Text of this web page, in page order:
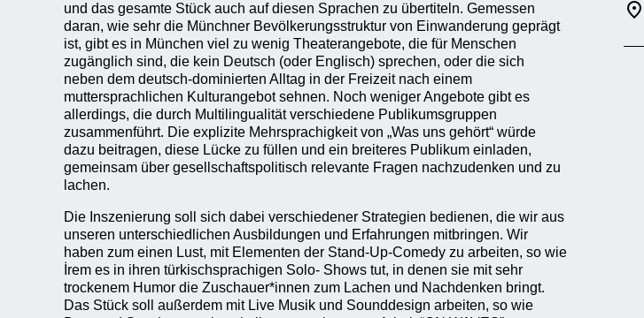
und das gesamte Stück auch auf diesen Sprachen zu übertiteln. Gemessen
daran, wie sehr die Münchner Bevölkerungsstruktur von Einwanderung geprägt
ist, gibt es in München viel zu wenig Theaterangebote, die für Menschen
zugänglich sind, die kein Deutsch (oder Englisch) sprechen, oder die sich
neben dem deutsch-dominierten Alltag in der Freizeit nach einem
muttersprachlichen Kulturangebot sehnen. Noch weniger Angebote gibt es
allerdings, die durch Multilingualität verschiedene Publikumsgruppen
zusammenführt. Die explizite Mehrsprachigkeit von „Was uns gehört“ würde
dazu beitragen, diese Lücke zu füllen und ein breiteres Publikum einladen,
gemeinsam über gesellschaftspolitisch relevante Fragen nachzudenken und zu
lachen.
Die Inszenierung soll sich dabei verschiedener Strategien bedienen, die wir aus
unseren unterschiedlichen Ausbildungen und Erfahrungen mitbringen. Wir
haben zum einen Lust, mit Elementen der Stand-Up-Comedy zu arbeiten, so wie
İrem es in ihren türkischsprachigen Solo- Shows tut, in denen sie mit sehr
trockenem Humor die Zuschauer*innen zum Lachen und Nachdenken bringt.
Das Stück soll außerdem mit Live Musik und Sounddesign arbeiten, so wie